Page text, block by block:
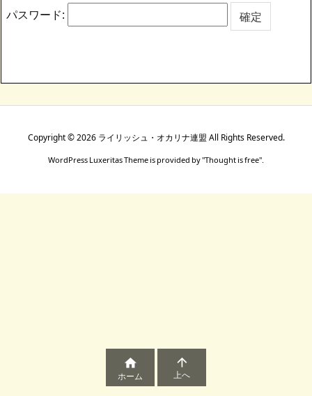
パスワード:
Copyright ©2026 ライリッシュ・オカリナ連盟 All Rights Reserved.
WordPress Luxeritas Theme is provided by "Thought is free".

ホーム

上へ